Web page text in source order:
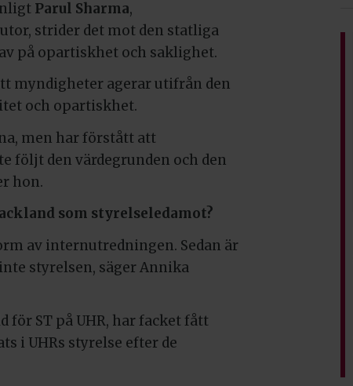
Parul Sharma,
strider det mot den statliga
på opartiskhet och saklighet.
myndigheter agerar utifrån den
och opartiskhet.
men har förstått att
följt den värdegrunden och den
hon.
som styrelseledamot?
av internutredningen. Sedan är
styrelsen, säger Annika
för ST på UHR, har facket fått
i UHRs styrelse efter de